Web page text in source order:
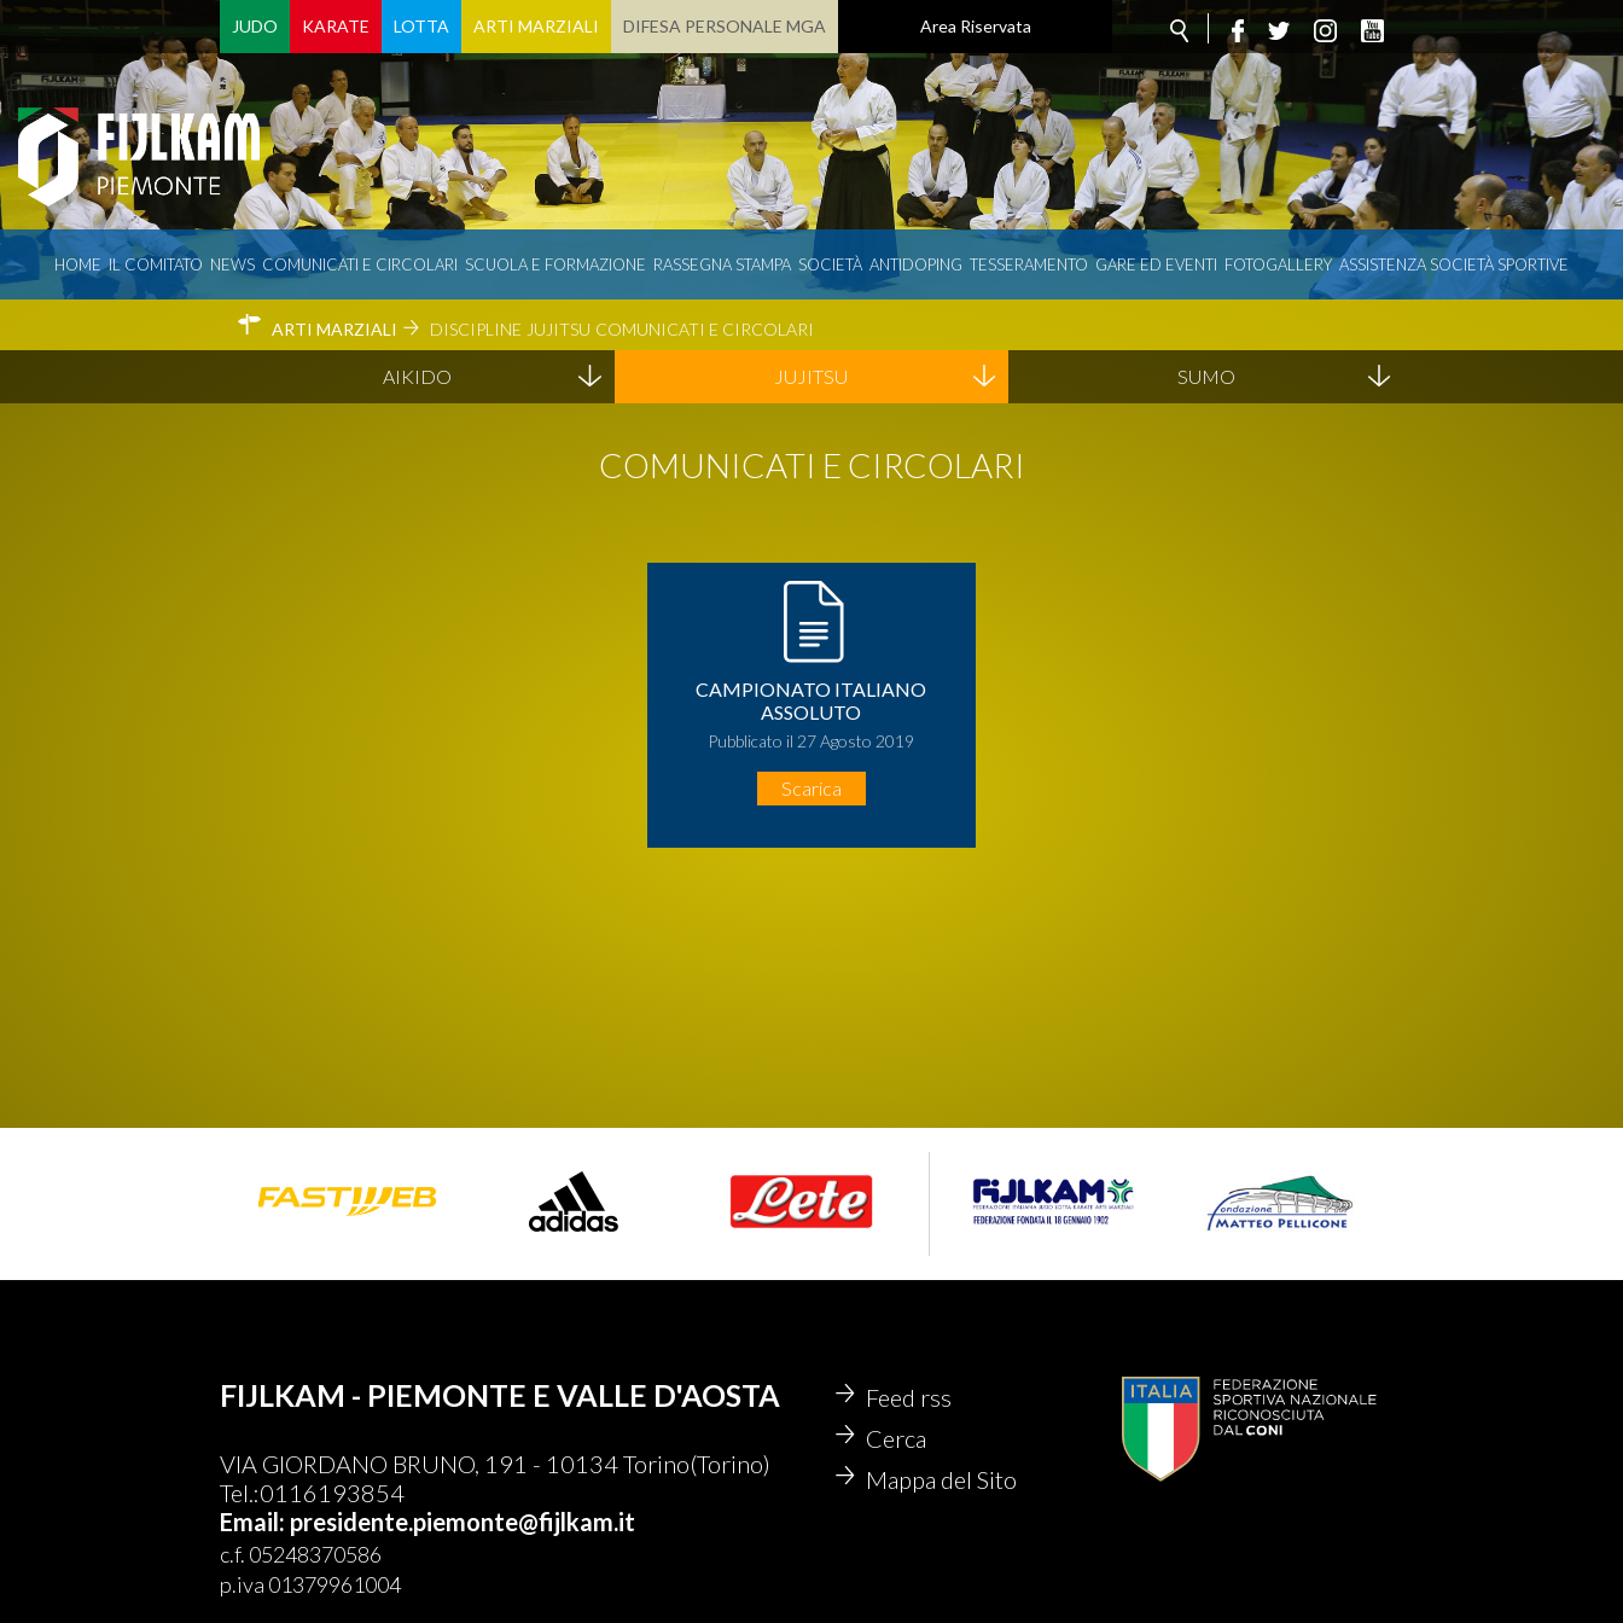
JUDO KARATE LOTTA ARTI MARZIALI DIFESA PERSONALE MGA Area Riservata
HOME IL COMITATO NEWS COMUNICATI E CIRCOLARI SCUOLA E FORMAZIONE RASSEGNA STAMPA SOCIETÀ ANTIDOPING TESSERAMENTO GARE ED EVENTI FOTOGALLERY ASSISTENZA SOCIETÀ SPORTIVE
ARTI MARZIALI DISCIPLINE JUJITSU COMUNICATI E CIRCOLARI
AIKIDO JUJITSU SUMO
COMUNICATI E CIRCOLARI
CAMPIONATO ITALIANO
ASSOLUTO
Pubblicato il 27 Agosto 2019
Scarica
FIJLKAM - PIEMONTE E VALLE D'AOSTA
VIA GIORDANO BRUNO, 191 - 10134 Torino(Torino)
Tel.:0116193854
Email: presidente.piemonte@fijlkam.it
c.f. 05248370586
p.iva 01379961004
Feed rss
Cerca
Mappa del Sito